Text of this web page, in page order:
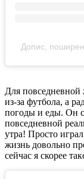
Допис,
Для
из-за футбола, а
погоды и еды. Он
повседневной
утра! Просто
жизнь довольно
сейчас я скорее